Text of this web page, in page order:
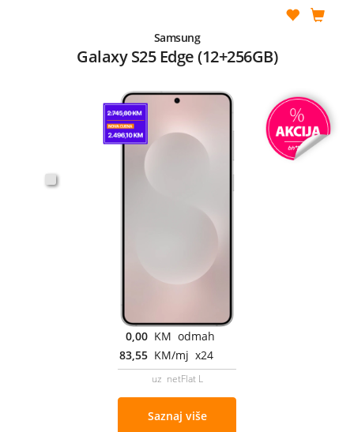
Samsung
Galaxy S25 Edge (12+256GB)
0,00 KM odmah
83,55 KM/mj x24
uz netFlat L
Saznaj više